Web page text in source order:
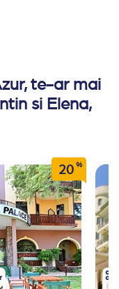
te-ar mai
si Elena,
20 %